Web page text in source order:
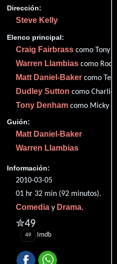
Dirección:
Steve Kelly
Elenco principal:
Craig Fairbrass como Tony
Warren Llambias como Rod
Matt Daniel-Baker como Terry
Dudley Sutton como Charlie
Tony Denham como Micky
Guión:
Matt Daniel-Baker
Warren Llambias
Información:
2010-03-05
01 hr 32 min (92 minutos).
Comedia y Drama.
✮49
49 Imdb